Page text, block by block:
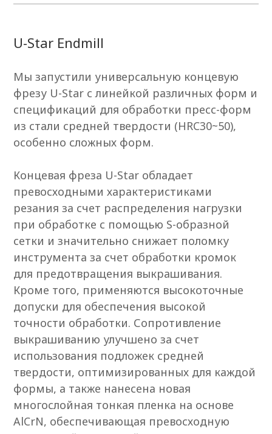
U-Star Endmill
Мы запустили универсальную концевую
фрезу U-Star с линейкой различных форм и
спецификаций для обработки пресс-форм
из стали средней твердости (HRC30~50),
особенно сложных форм.
Концевая фреза U-Star обладает
превосходными характеристиками
резания за счет распределения нагрузки
при обработке с помощью S-образной
сетки и значительно снижает поломку
инструмента за счет обработки кромок
для предотвращения выкрашивания.
Кроме того, применяются высокоточные
допуски для обеспечения высокой
точности обработки. Сопротивление
выкрашиванию улучшено за счет
использования подложек средней
твердости, оптимизированных для каждой
формы, а также нанесена новая
многослойная тонкая пленка на основе
AlCrN, обеспечивающая превосходную